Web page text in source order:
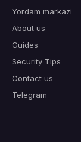
Yordam markazi
About us
Guides
Security Tips
Contact us
Telegram